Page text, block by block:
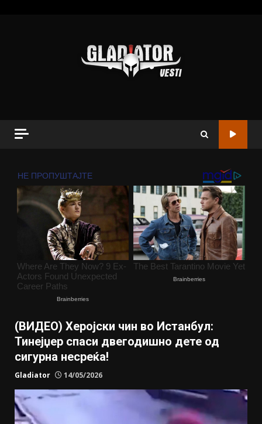
(ВИДЕО) Херојски чин во Истанбул:
Тинејџер спаси двегодишно дете од
сигурна несреќа!
Gladiator 14/05/2026